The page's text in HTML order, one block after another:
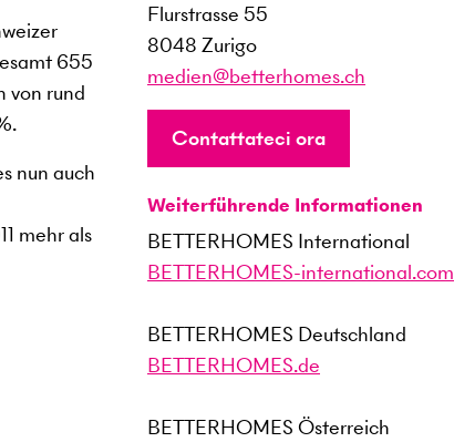
655
von rund
nun auch
mehr als
Flurstrasse 55
8048 Zurigo
medien@betterhomes.ch
Contattateci ora
Weiterführende Informationen
BETTERHOMES International
BETTERHOMES-international.com
BETTERHOMES Deutschland
BETTERHOMES.de
BETTERHOMES Österreich